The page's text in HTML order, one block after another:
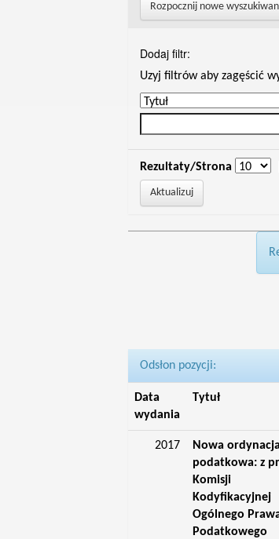
Rozpocznij nowe
Dodaj filtr:
Uzyj filtrów aby zagęścić
Rezultaty/Strona
Odsłon pozycji:
Data
wydania
Tytuł
2017
Nowa ordynacja
podatkowa: z
Komisji
Kodyfikacyjnej
Ogólnego
Podatkowego